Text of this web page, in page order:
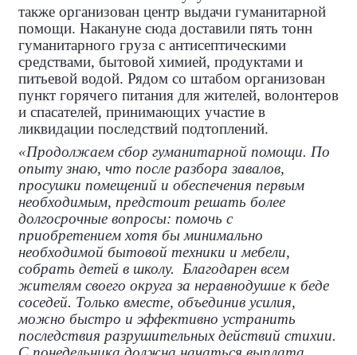
также организован центр выдачи гуманитарной
помощи. Накануне сюда доставили пять тонн
гуманитарного груза с антисептическими
средствами, бытовой химией, продуктами и
питьевой водой. Рядом со штабом организован
пункт горячего питания для жителей, волонтеров
и спасателей, принимающих участие в
ликвидации последствий подтоплений.
«Продолжаем сбор гуманитарной помощи. По
опыту знаю, что после разбора завалов,
просушки помещений и обеспечения первым
необходимым, предстоит решать более
долгосрочные вопросы: помочь с
приобретением хотя бы минимально
необходимой бытовой техники и мебели,
собрать детей в школу.
Благодарен всем
жителям своего округа за неравнодушие к беде
соседей. Только вместе, объединив усилия,
можно быстро и эффективно устранить
последствия разрушительных действий стихии.